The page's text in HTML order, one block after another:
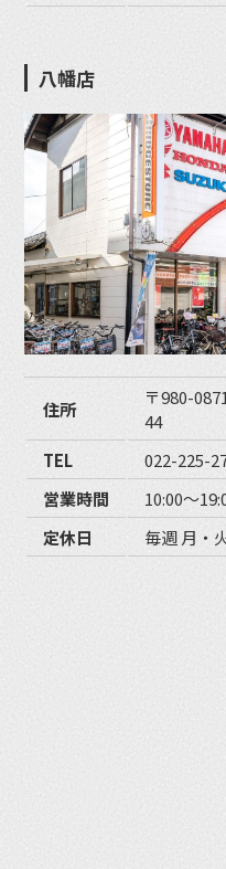
八幡店
住所
〒980-
44
TEL
022-225-
営業時間
10:00〜
定休日
毎週 月・